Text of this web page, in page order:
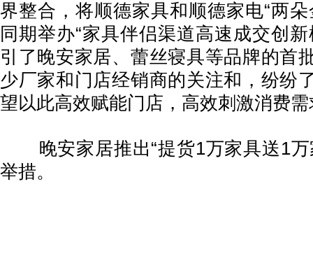
界整合，将顺德家具和顺德家电“两
同期举办“家具伴侣渠道高速成交创
引了晚安家居、蕾丝寝具等品牌的首
少厂家和门店经销商的关注和，纷纷
望以此高效赋能门店，高效刺激消费需
晚安家居推出“提货1万家具送1万
举措。